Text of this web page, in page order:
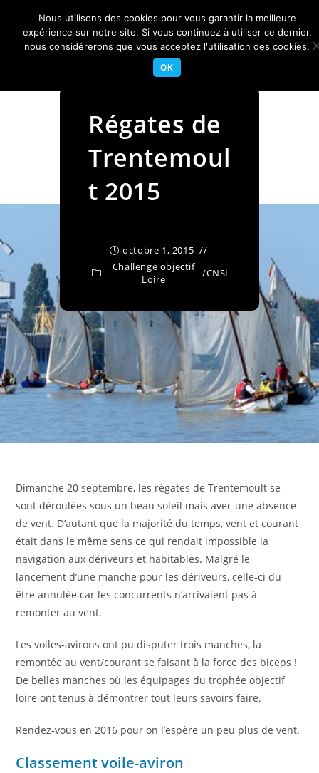
contentCentre Nautique Sèvre et Loire Menu
Régates de
Trentemoul
t 2015
octobre 1, 2015
Challenge objectif
Loire
/CNSL
Dimanche 20 septembre, les régates de Trentemoult se
sont déroulées sous un beau soleil mais avec une absence
de vent. D’autant que la majorité du temps, vent et courant
était dans le même sens ce qui rendait impossible la
navigation aux dériveurs et habitables. Malgré le
lancement d’une manche pour les dériveurs, celle-ci du
être annulée car les concurrents n’arrivaient pas à
remonter au vent.
Les voiles-avirons ont pu disputer trois manches, la
remontée au vent/courant se faisant à la force des biceps !
De belles manches où les équipages du trophée objectif
loire ont tenus à démontrer tout leurs savoirs faire.
Rendez-vous en 2016 pour on l’espère un peu plus de vent.
Classement voile-aviron
Nous utilisons des cookies pour vous garantir la meilleure
expérience sur notre site. Si vous continuez à utiliser ce dernier,
nous considérerons que vous acceptez l'utilisation des cookies.
OK